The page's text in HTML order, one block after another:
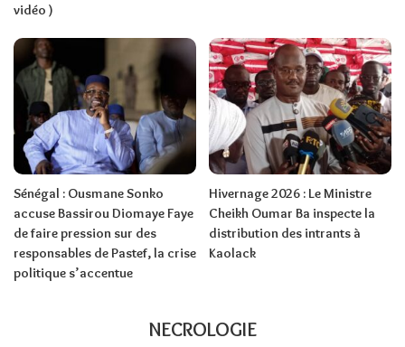
vidéo )
Sénégal : Ousmane Sonko
accuse Bassirou Diomaye Faye
de faire pression sur des
responsables de Pastef, la crise
politique s’accentue
Hivernage 2026 : Le Ministre
Cheikh Oumar Ba inspecte la
distribution des intrants à
Kaolack
NECROLOGIE